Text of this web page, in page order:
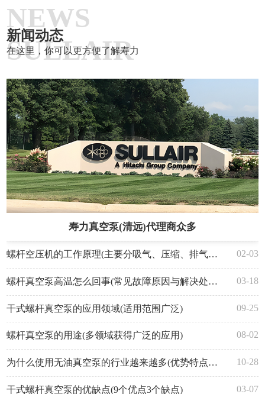
NEWS
SULLAIR
新闻动态
在这里，你可以更方便了解寿力
寿力真空泵(清远)代理商众多
螺杆空压机的工作原理(主要分吸气、压缩、排气过程) 02-03
螺杆真空泵高温怎么回事(常见故障原因与解决处理方法) 03-18
干式螺杆真空泵的应用领域(适用范围广泛) 09-25
螺杆真空泵的用途(多领域获得广泛的应用) 08-02
为什么使用无油真空泵的行业越来越多(优势特点与应用领域) 10-28
干式螺杆真空泵的优缺点(9个优点3个缺点) 03-07